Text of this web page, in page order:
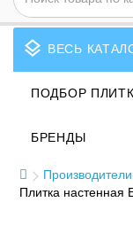
layers ВЕСЬ
ПОДБОР
БРЕНДЫ
Производители
Плитка настенная